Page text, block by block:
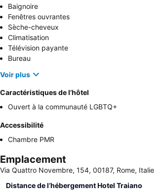
Baignoire
Fenêtres ouvrantes
Sèche-cheveux
Climatisation
Télévision payante
Bureau
Voir plus
Caractéristiques de l’hôtel
Ouvert à la communauté LGBTQ+
Accessibilité
Chambre PMR
Emplacement
Via Quattro Novembre, 154, 00187, Rome, Italie
Distance de l’hébergement Hotel Traiano